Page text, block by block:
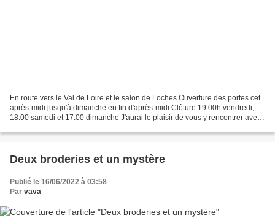
En route vers le Val de Loire et le salon de Loches Ouverture des portes cet
après-midi jusqu'à dimanche en fin d'après-midi Clôture 19.00h vendredi,
18.00 samedi et 17.00 dimanche J'aurai le plaisir de vous y rencontrer avec
Deux broderies et un mystère
Publié le 16/06/2022 à 03:58
Par vava